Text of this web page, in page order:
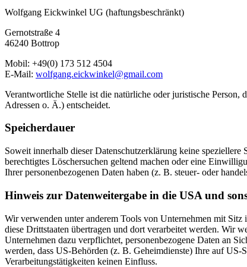
Wolfgang Eickwinkel UG (haftungsbeschränkt)
Gernotstraße 4
46240 Bottrop
Mobil: +49(0) 173 512 4504
E-Mail: wolfgang.eickwinkel@gmail.com
Verantwortliche Stelle ist die natürliche oder juristische
Adressen o. Ä.) entscheidet.
Speicherdauer
Soweit innerhalb dieser Datenschutzerklärung keine
berechtigtes Löschersuchen geltend machen oder eine
Ihrer personenbezogenen Daten haben (z. B. steuer- oder
Hinweis zur Datenweitergabe in die USA und
Wir verwenden unter anderem Tools von Unternehmen mit
diese Drittstaaten übertragen und dort verarbeitet werden. Wir
Unternehmen dazu verpflichtet, personenbezogene Daten an
werden, dass US-Behörden (z. B. Geheimdienste) Ihre auf
Verarbeitungstätigkeiten keinen Einfluss.